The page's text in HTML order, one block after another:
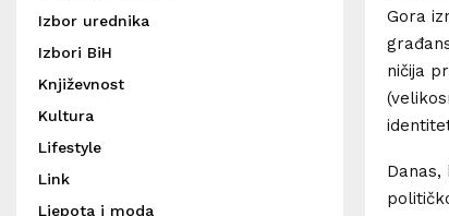
Gora
ničija
Danas,
Izbor urednika
Izbori BiH
Književnost
Kultura
Lifestyle
Link
Ljepota i moda